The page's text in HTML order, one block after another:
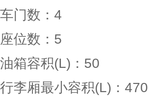
车门数：4
座位数：5
油箱容积(L)：50
行李厢最小容积(L)：470